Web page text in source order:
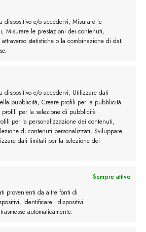
dispositivo e/o accedervi, Misurare le
Misurare le prestazioni dei contenuti,
statistiche o la combinazione di dati
dispositivo e/o accedervi, Utilizzare dati
pubblicità, Creare profili per la pubblicità
profili per la selezione di pubblicità
per la personalizzazione dei contenuti,
di contenuti personalizzati, Sviluppare
dati limitati per la selezione dei
Sempre attivo
provenienti da altre fonti di
Identificare i dispositivi
automaticamente.
Servizio Clienti